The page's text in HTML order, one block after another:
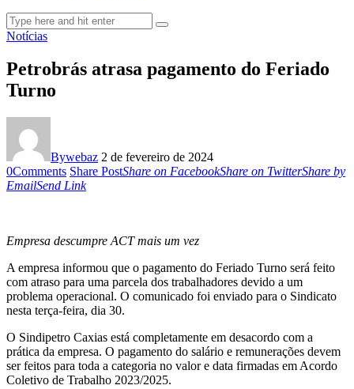
Notícias
Petrobrás atrasa pagamento do Feriado
Turno
Bywebaz 2 de fevereiro de 2024
0Comments Share PostShare on FacebookShare on TwitterShare by
EmailSend Link
Empresa descumpre ACT mais um vez
A empresa informou que o pagamento do Feriado Turno será feito
com atraso para uma parcela dos trabalhadores devido a um
problema operacional. O comunicado foi enviado para o Sindicato
nesta terça-feira, dia 30.
O Sindipetro Caxias está completamente em desacordo com a
prática da empresa. O pagamento do salário e remunerações devem
ser feitos para toda a categoria no valor e data firmadas em Acordo
Coletivo de Trabalho 2023/2025.